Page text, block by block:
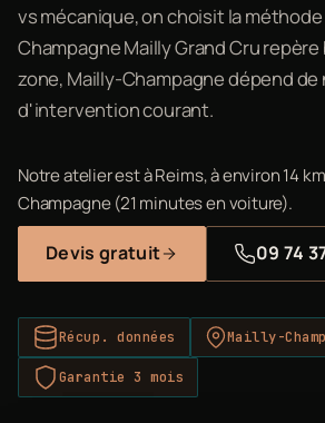
vs mécanique, on choisit la
Champagne Mailly Grand Cru
zone, Mailly-Champagne dépend
d'intervention courant.
Notre atelier est à Reims, à environ 14
Champagne (21 minutes en voiture).
Devis gratuit 09 74
Récup. données Mailly-
Garantie 3 mois